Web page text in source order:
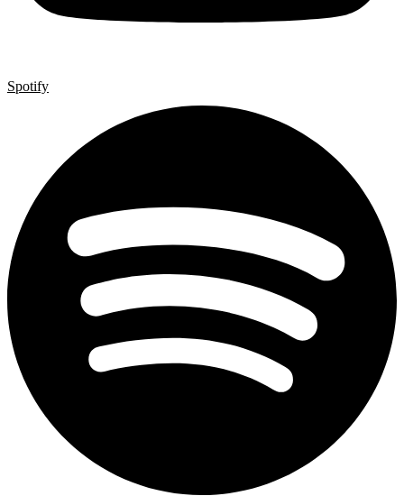
Spotify